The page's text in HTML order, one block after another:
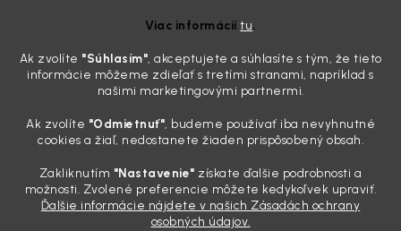
Viac informáciítu.
Ak zvolíte "Súhlasím", akceptujete a súhlasíte s tým, že tieto
informácie môžeme zdieľať s tretími stranami, napríklad s
našimi marketingovými partnermi.
Ak zvolíte "Odmietnuť", budeme používať iba nevyhnutné
cookies a žiaľ, nedostanete žiaden prispôsobený obsah.
Zakliknutím "Nastavenie" získate ďalšie podrobnosti a
možnosti. Zvolené preferencie môžete kedykoľvek upraviť.
Ďalšie informácie nájdete v našich Zásadách ochrany
osobných údajov.
Poznáte ten moment. Vonku svieti slnko, vy sedíte v čerstvo
„upratanom“ aute, no pri pohľade na palubnú dosku vás ide poraziť. V
mriežkach ventilácie, okolo tlačidiel a v švíkoch sedačiek na vás stále
drzo pozerá prach. Handra ani vysávač tam jednodu...
Detailing nemusí stáť výplatu: 5 kúskov autokozmetiky,
31.7.2026
Sobotné ráno, káva v ruke a pred vami zaprášená kapota. Pre
niekoho nuda, pre nás najlepší relax. Lenže keď si v košíku spočítate